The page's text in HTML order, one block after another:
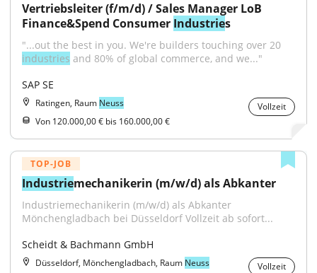
Vertriebsleiter (f/m/d) / Sales Manager LoB
Finance&Spend Consumer Industries
industries and 80% of global commerce, and we..."
SAP SE
Ratingen, Raum Neuss
Vollzeit
Von 120.000,00 € bis 160.000,00 €
TOP-JOB
Industriemechanikerin (m/w/d) als Abkanter
Industriemechanikerin (m/w/d) als Abkanter
Mönchengladbach bei Düsseldorf Vollzeit ab sofort...
Scheidt & Bachmann GmbH
Düsseldorf, Mönchengladbach, Raum Neuss
Vollzeit